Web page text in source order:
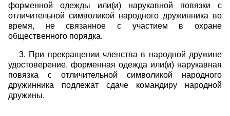
форменной одежды или(и) нарукавной повязки с
отличительной символикой народного дружинника во
время, не связанное с участием в охране
общественного порядка.
3. При прекращении членства в народной дружине
удостоверение, форменная одежда или(и) нарукавная
повязка с отличительной символикой народного
дружинника подлежат сдаче командиру народной
дружины.